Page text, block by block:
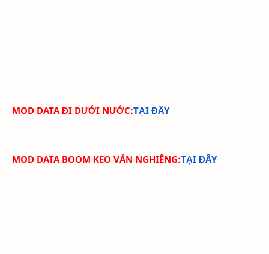
MOD DATA ĐI DƯỚI NƯỚC:TẠI ĐÂY
MOD DATA BOOM KEO VÁN NGHIÊNG:TẠI ĐÂY